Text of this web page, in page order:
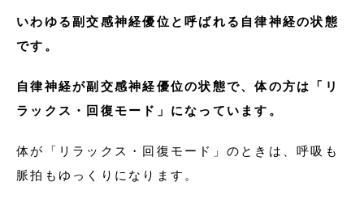
いわゆる副交感神経優位と呼ばれる自律神経の状態
です。
自律神経が副交感神経優位の状態で、体の方は「リ
ラックス・回復モード」になっています。
体が「リラックス・回復モード」のときは、呼吸も
脈拍もゆっくりになります。